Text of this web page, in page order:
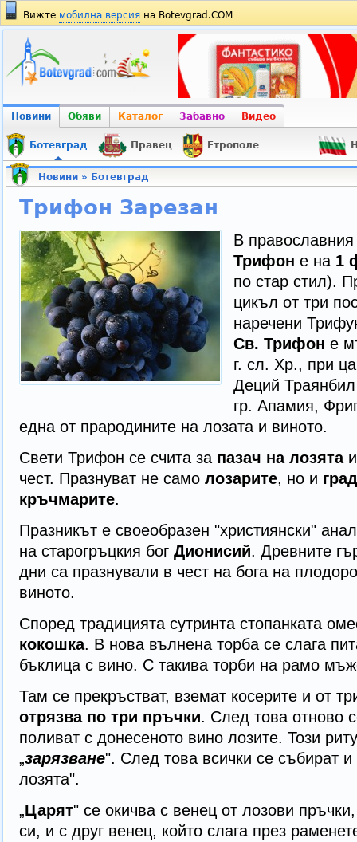
Вижте мобилна версия на Botevgrad.COM
Новини Обяви Каталог Забавно Видео
Ботевград Правец Етрополе
Новини» Ботевград
Трифон Зарезан
В
Трифон е на 1
по стар стил).
цикъл от три
наречени
Св. Трифон е
г. сл. Хр., при
Деций
гр. Апамия,
една от прародините на лозата и виното.
Свети Трифон се счита за пазач на лозятаи
чест. Празнуват не само лозарите, но и
кръчмарите.
Празникът е своеобразен "християнски"
на старогръцкия бог Дионисий. Древните
дни са празнували в чест на бога на
виното.
Според традицията сутринта стопанката
кокошка. В нова вълнена торба се слага
бъклица с вино. С такива торби на рамо
Там се прекръстват, вземат косерите и от
отрязва по три пръчки. След това отново
поливат с донесеното вино лозите. Този
„зарязване". След това всички се събират и
лозята".
„Царят" се окичва с венец от лозови
си, и с друг венец, който слага през